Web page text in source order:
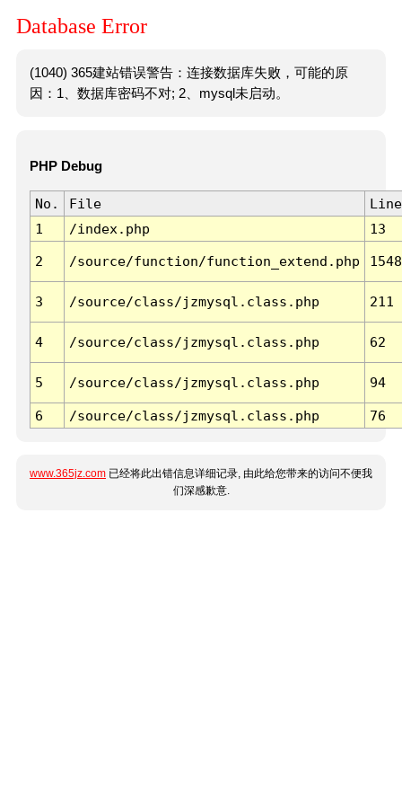
Database Error
(1040) 365建站错误警告：连接数据库失败，可能的原
因：1、数据库密码不对; 2、mysql未启动。
PHP Debug
No. File
Line
1
/index.php 13
2 /source/function/function_extend.php 1548
3 /source/class/jzmysql.class.php 211
4 /source/class/jzmysql.class.php 62
5 /source/class/jzmysql.class.php 94
6 /source/class/jzmysql.class.php 76
www.365jz.com 已经将此出错信息详细记录, 由此给您带来的访问不便我
们深感歉意.